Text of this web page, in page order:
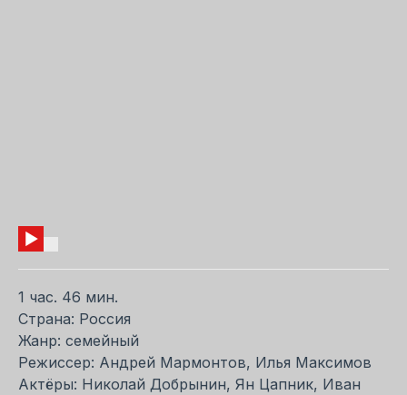
1 час. 46 мин.
Страна: Россия
Жанр: семейный
Режиссер: Андрей Мармонтов, Илья Максимов
Актёры: Николай Добрынин, Ян Цапник, Иван